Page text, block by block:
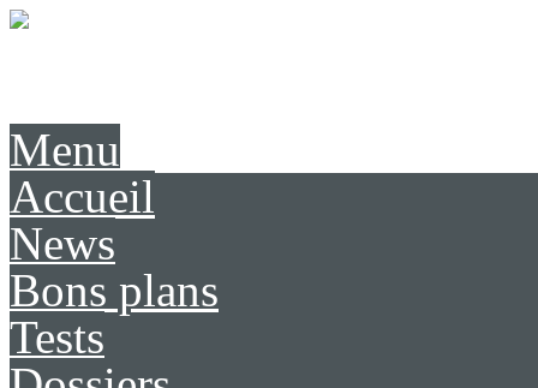
Menu
Accueil
News
Bons plans
Tests